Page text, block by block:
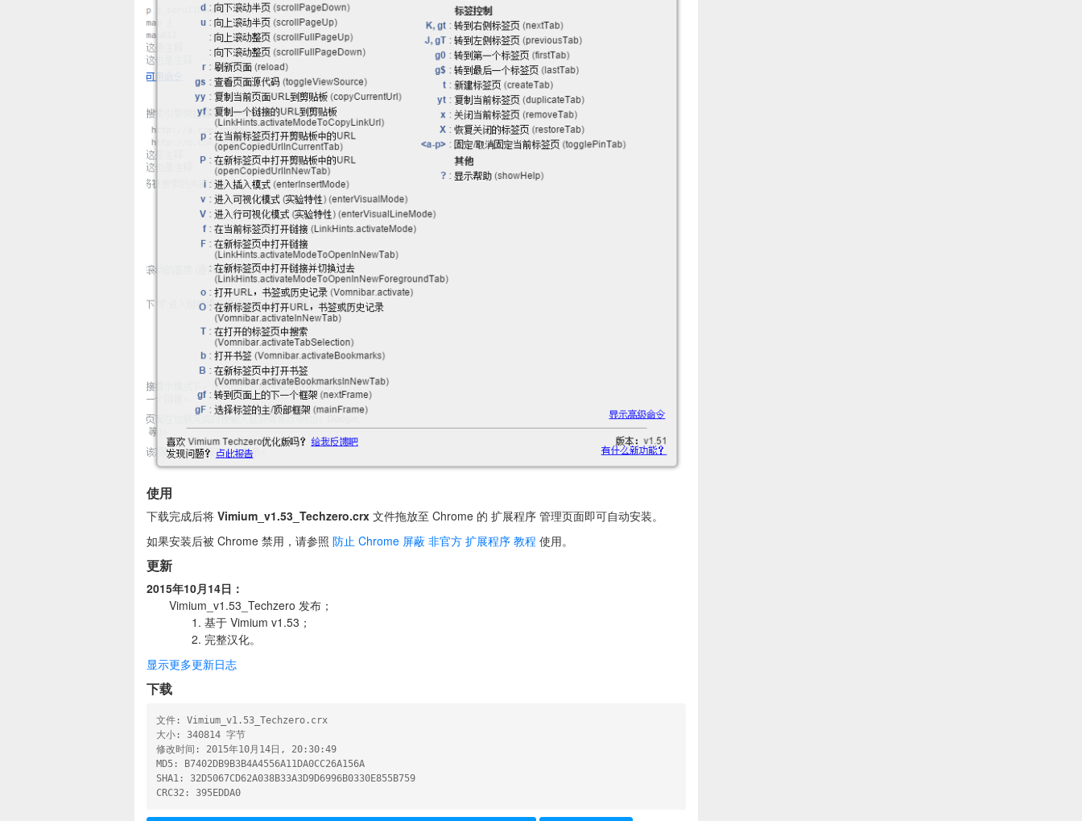
使用
下载完成后将 Vimium_v1.53_Techzero.crx 文件拖放至 Chrome 的 扩展程序 管理页面即可自动安装。
如果安装后被 Chrome 禁用，请参照 防止 Chrome 屏蔽 非官方 扩展程序 教程 使用。
更新
2015年10月14日：
Vimium_v1.53_Techzero 发布；
1. 基于 Vimium v1.53；
2. 完整汉化。
显示更多更新日志
下载
文件: Vimium_v1.53_Techzero.crx
大小: 340814 字节
修改时间: 2015年10月14日, 20:30:49
MD5: B7402DB9B3B4A4556A11DA0CC26A156A
SHA1: 32D5067CD62A038B33A3D9D6996B0330E855B759